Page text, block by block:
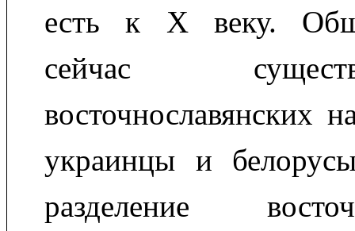
есть к X веку.
сейчас
восточнославянских
украинцы и
разделение